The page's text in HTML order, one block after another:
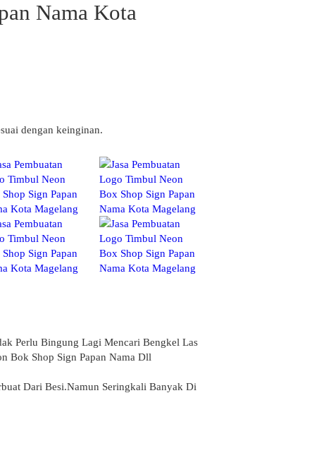
Nama Kota
dengan keinginan.
Perlu Bingung Lagi Mencari Bengkel Las
Bok Shop Sign Papan Nama Dll
Dari Besi.Namun Seringkali Banyak Di